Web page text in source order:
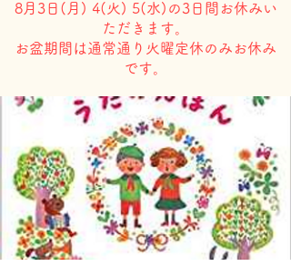
8月3日( 月) 4(火) 5(水)の3日間お休みい
ただきます。
​お盆期間は通常通り火曜定休のみお休み
です。